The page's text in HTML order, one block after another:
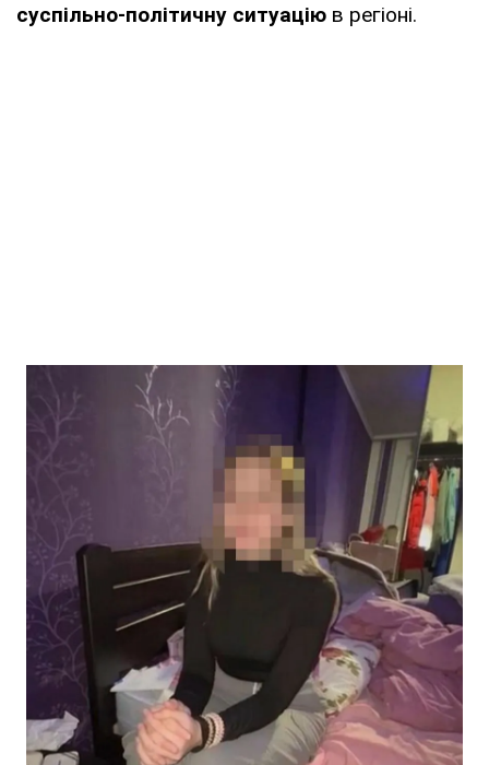
суспільно-політичну ситуацію в регіоні.